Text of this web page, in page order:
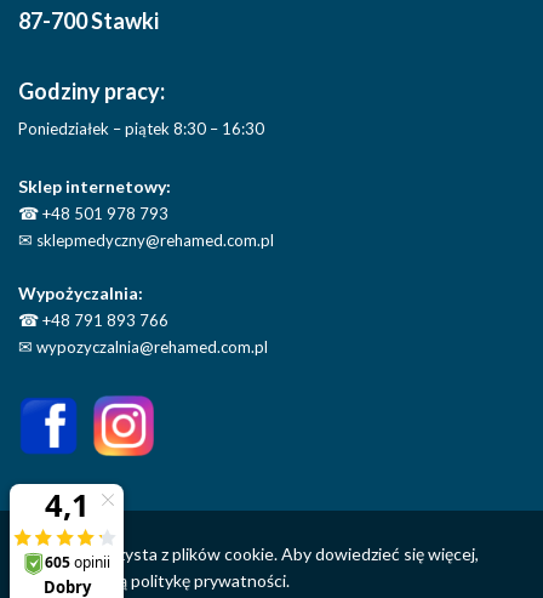
87-700 Stawki
Godziny pracy:
Poniedziałek – piątek 8:30 – 16:30
Sklep internetowy:
☎+48 501 978 793
✉ sklepmedyczny@rehamed.com.pl
Wypożyczalnia:
☎+48 791 893 766
✉ wypozyczalnia@rehamed.com.pl
Ta strona korzysta z plików cookie. Aby dowiedzieć się więcej,
sprawdź nasząpolitykę prywatności.